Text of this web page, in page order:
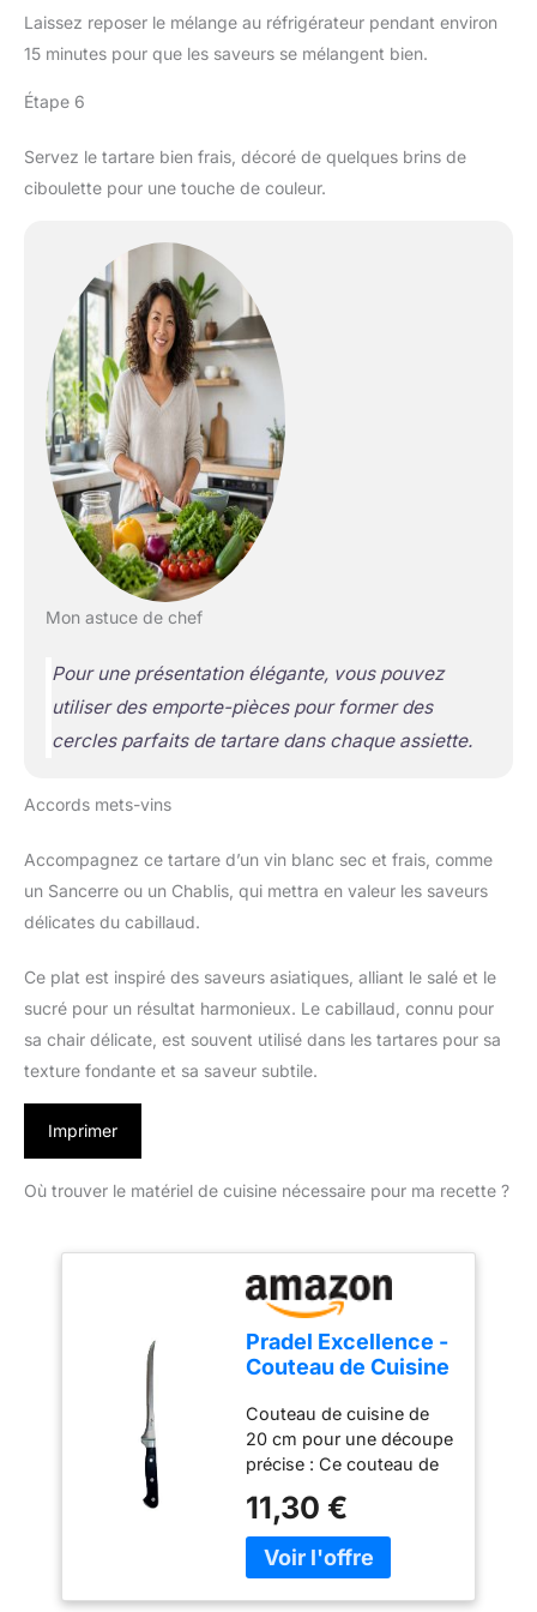
Laissez reposer le mélange au réfrigérateur pendant environ
15 minutes pour que les saveurs se mélangent bien.
Étape 6
Servez le tartare bien frais, décoré de quelques brins de
ciboulette pour une touche de couleur.
Mon astuce de chef
Pour une présentation élégante, vous pouvez
utiliser des emporte-pièces pour former des
cercles parfaits de tartare dans chaque assiette.
Accords mets-vins
Accompagnez ce tartare d’un vin blanc sec et frais, comme
un Sancerre ou un Chablis, qui mettra en valeur les saveurs
délicates du cabillaud.
Ce plat est inspiré des saveurs asiatiques, alliant le salé et le
sucré pour un résultat harmonieux. Le cabillaud, connu pour
sa chair délicate, est souvent utilisé dans les tartares pour sa
texture fondante et sa saveur subtile.
Imprimer
Où trouver le matériel de cuisine nécessaire pour ma recette ?
Pradel Excellence -
Couteau de Cuisine
MAITRE CHEF -
Lame 20 cm Acier
Inoxydable 3Cr14 -
Manche POM
Ergonomique -
Précision et
Durabilité, Argent
Couteau de cuisine de
20 cm pour une découpe
précise : Ce couteau de
Maître Chef de Pradel
Excellence est conçu
pour offrir une découpe
11,30 €